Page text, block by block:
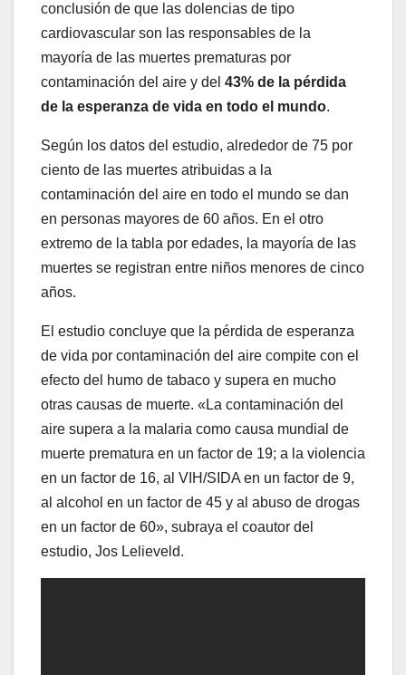
conclusión de que las dolencias de tipo
cardiovascular son las responsables de la
mayoría de las muertes prematuras por
contaminación del aire y del 43% de la pérdida
de la esperanza de vida en todo el mundo.
Según los datos del estudio, alrededor de 75 por
ciento de las muertes atribuidas a la
contaminación del aire en todo el mundo se dan
en personas mayores de 60 años. En el otro
extremo de la tabla por edades, la mayoría de las
muertes se registran entre niños menores de cinco
años.
El estudio concluye que la pérdida de esperanza
de vida por contaminación del aire compite con el
efecto del humo de tabaco y supera en mucho
otras causas de muerte. «La contaminación del
aire supera a la malaria como causa mundial de
muerte prematura en un factor de 19; a la violencia
en un factor de 16, al VIH/SIDA en un factor de 9,
al alcohol en un factor de 45 y al abuso de drogas
en un factor de 60», subraya el coautor del
estudio, Jos Lelieveld.